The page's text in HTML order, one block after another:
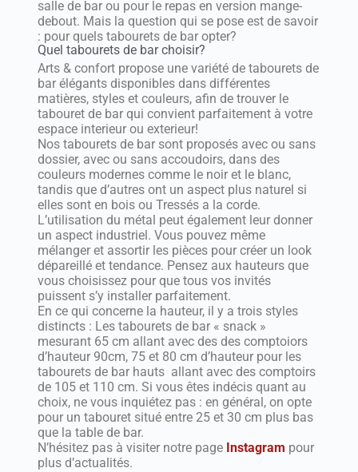
salle de bar ou pour le repas en version mange-
debout. Mais la question qui se pose est de savoir
: pour quels tabourets de bar opter?
Quel tabourets de bar choisir?
Arts & confort propose une variété de tabourets de
bar élégants disponibles dans différentes
matières, styles et couleurs, afin de trouver le
tabouret de bar qui convient parfaitement à votre
espace interieur ou exterieur!
Nos tabourets de bar sont proposés avec ou sans
dossier, avec ou sans accoudoirs, dans des
couleurs modernes comme le noir et le blanc,
tandis que d’autres ont un aspect plus naturel si
elles sont en bois ou Tressés a la corde.
L’utilisation du métal peut également leur donner
un aspect industriel. Vous pouvez même
mélanger et assortir les pièces pour créer un look
dépareillé et tendance. Pensez aux hauteurs que
vous choisissez pour que tous vos invités
puissent s’y installer parfaitement.
En ce qui concerne la hauteur, il y a trois styles
distincts : Les tabourets de bar « snack »
mesurant 65 cm allant avec des des comptoiors
d’hauteur 90cm, 75 et 80 cm d’hauteur pour les
tabourets de bar hauts allant avec des comptoirs
de 105 et 110 cm. Si vous êtes indécis quant au
choix, ne vous inquiétez pas : en général, on opte
pour un tabouret situé entre 25 et 30 cm plus bas
que la table de bar.
N’hésitez pas à visiter notre page Instagram pour
plus d’actualités.